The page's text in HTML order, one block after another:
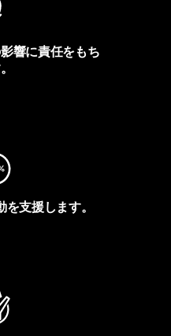
響に責任をもち
支援します。